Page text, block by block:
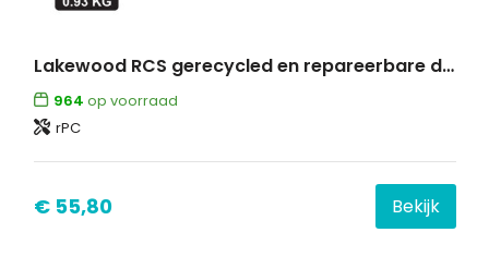
Lakewood RCS gerecycled en repareerbare draadloze oordopjes
964 op voorraad
rPC
€ 55,80 Bekijk